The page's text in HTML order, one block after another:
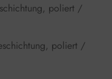
poliert /
poliert /